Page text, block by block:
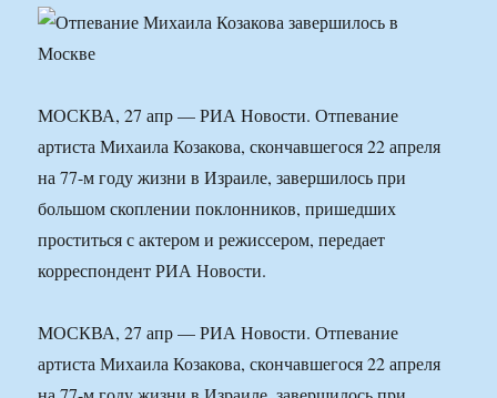
МОСКВА, 27 апр — РИА Новости. Отпевание
артиста Михаила Козакова, скончавшегося 22 апреля
на 77-м году жизни в Израиле, завершилось при
большом скоплении поклонников, пришедших
проститься с актером и режиссером, передает
корреспондент РИА Новости.
МОСКВА, 27 апр — РИА Новости. Отпевание
артиста Михаила Козакова, скончавшегося 22 апреля